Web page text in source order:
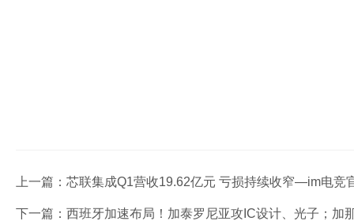
上一篇： 芯联集成Q1营收19.62亿元 亏损持续收窄—im电竞
下一篇： 西班牙加速布局！加泰罗尼亚攻IC设计、光子；加